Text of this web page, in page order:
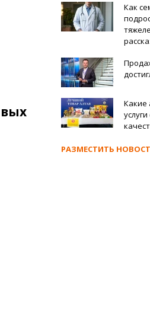
Как
Какие
РАЗМЕСТИТЬ